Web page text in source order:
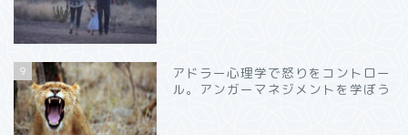
9
アドラー心理学で怒りをコントロー
ル。アンガーマネジメントを学ぼう